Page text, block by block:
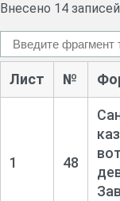
Внесено 14 записей
Лист №
1 48